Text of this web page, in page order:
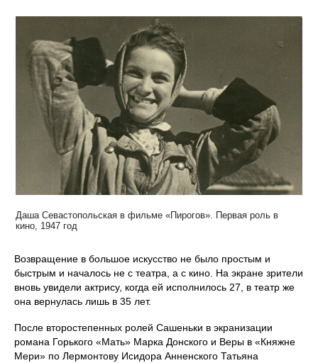
Даша Севастопольская в фильме «Пирогов». Первая роль в
кино, 1947 год
Возвращение в большое искусство не было простым и
быстрым и началось не с театра, а с кино. На экране зрители
вновь увидели актрису, когда ей исполнилось 27, в театр же
она вернулась лишь в 35 лет.
После второстепенных ролей Сашеньки в экранизации
романа Горького «Мать» Марка Донского и Веры в «Княжне
Мери» по Лермонтову Исидора Анненского Татьяна